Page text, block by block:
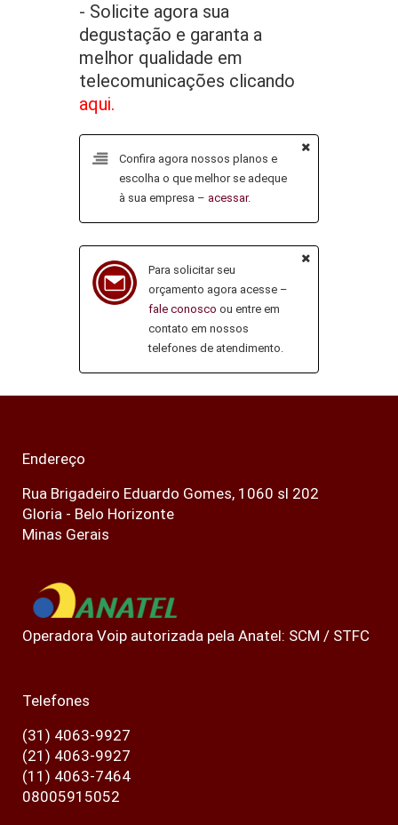
- Solicite agora sua
degustação e garanta a
melhor qualidade em
telecomunicações clicando
aqui.
Confira agora nossos planos e
escolha o que melhor se adeque
à sua empresa – acessar.
Para solicitar seu
orçamento agora acesse –
fale conosco ou entre em
contato em nossos
telefones de atendimento.
Endereço
Rua Brigadeiro Eduardo Gomes, 1060 sl 202
Gloria - Belo Horizonte
Minas Gerais
Operadora Voip autorizada pela Anatel: SCM / STFC
Telefones
(31) 4063-9927
(21) 4063-9927
(11) 4063-7464
08005915052